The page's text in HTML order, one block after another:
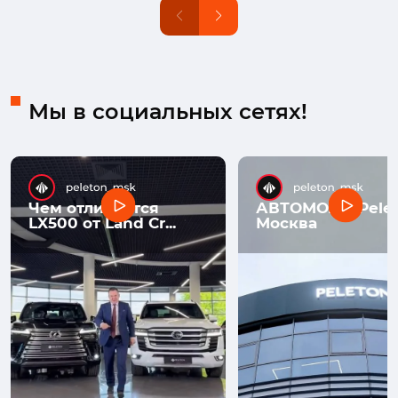
Мы в социальных сетях!
Чем отличается
LX500 от Land Cr...
АВТОМОЛЛ
Москва